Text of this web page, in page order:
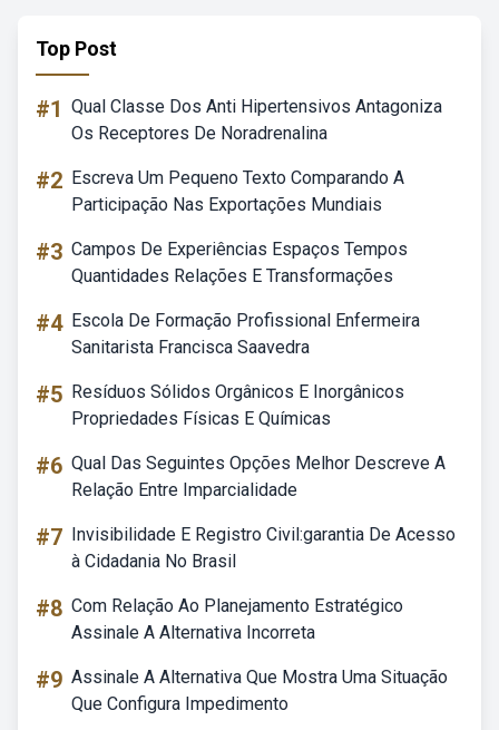
Top Post
#1 Qual Classe Dos Anti Hipertensivos Antagoniza
Os Receptores De Noradrenalina
#2 Escreva Um Pequeno Texto Comparando A
Participação Nas Exportações Mundiais
#3 Campos De Experiências Espaços Tempos
Quantidades Relações E Transformações
#4 Escola De Formação Profissional Enfermeira
Sanitarista Francisca Saavedra
#5 Resíduos Sólidos Orgânicos E Inorgânicos
Propriedades Físicas E Químicas
#6 Qual Das Seguintes Opções Melhor Descreve A
Relação Entre Imparcialidade
#7 Invisibilidade E Registro Civil:garantia De Acesso
à Cidadania No Brasil
#8 Com Relação Ao Planejamento Estratégico
Assinale A Alternativa Incorreta
#9 Assinale A Alternativa Que Mostra Uma Situação
Que Configura Impedimento